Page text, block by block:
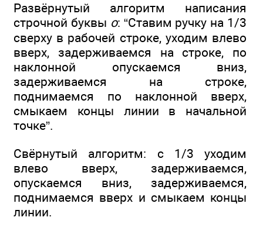
Развёрнутый алгоритм написания
строчной буквы о: “Ставим ручку на 1/3
сверху в рабочей строке, уходим влево
вверх, задерживаемся на строке, по
наклонной опускаемся вниз,
задерживаемся на строке,
поднимаемся по наклонной вверх,
смыкаем концы линии в начальной
точке”.
Свёрнутый алгоритм: с 1/3 уходим
влево вверх, задерживаемся,
опускаемся вниз, задерживаемся,
поднимаемся вверх и смыкаем концы
линии.